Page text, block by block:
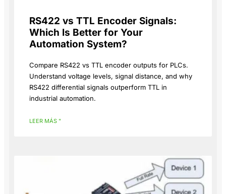
RS422 vs TTL Encoder Signals:
Which Is Better for Your
Automation System?
Compare RS422 vs TTL encoder outputs for PLCs.
Understand voltage levels, signal distance, and why
RS422 differential signals outperform TTL in
industrial automation.
LEER MÁS "